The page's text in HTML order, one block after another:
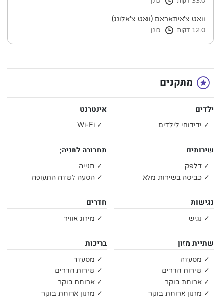
וואט צ'איתאראם (וואט צ'אלונג)
12.0 דקות כונן
מתקנים
ילדים
✓ ידידותי לילדים
אינטרנט
✓ Wi-Fi
שירותים
✓ דלפק
✓ כביסה בשירות מלא
תחבורה לחניה;
✓ חנייה
✓ הסעה לשדה התעופה
נגישות
✓ נגיש
חדרים
✓ מיזוג אוויר
שתיית מזון
✓ מסעדה
✓ שירות חדרים
✓ ארוחת בוקר
✓ מזנון ארוחת בוקר
בריכות
✓ מסעדה
✓ שירות חדרים
✓ ארוחת בוקר
✓ מזנון ארוחת בוקר